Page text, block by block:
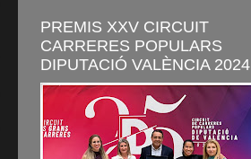
PREMIS XXV CIRCUIT
CARRERES POPULARS
DIPUTACIÓ VALÈNCIA 2024